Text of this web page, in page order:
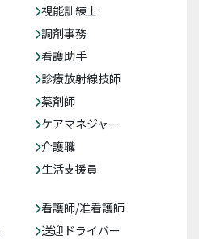
視能訓練士
調剤事務
看護助手
診療放射線技師
薬剤師
ケアマネジャー
介護職
生活支援員
看護師/准看護師
送迎ドライバー